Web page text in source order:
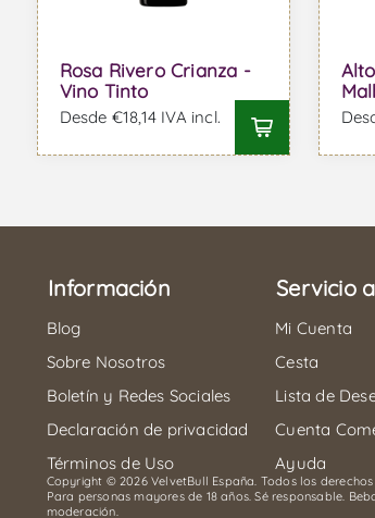
Rosa Rivero Crianza -
Vino Tinto
Desde €18,14 IVA incl.
Información
Blog
Sobre Nosotros
Boletín y Redes Sociales
Declaración de privacidad
Términos de Uso
Servicio
Mi Cuenta
Cesta
Lista de
Cuenta
Ayuda
Copyright © 2026 VelvetBull España. Todos los
Para personas mayores de 18 años. Sé responsable.
moderación.